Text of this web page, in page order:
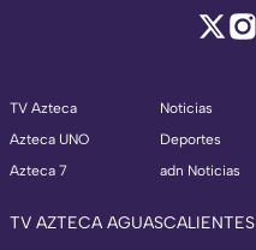
TV Azteca
Azteca UNO
Azteca 7
Noticias
Deportes
adn Noticias
TV AZTECA AGUASCALIENTES